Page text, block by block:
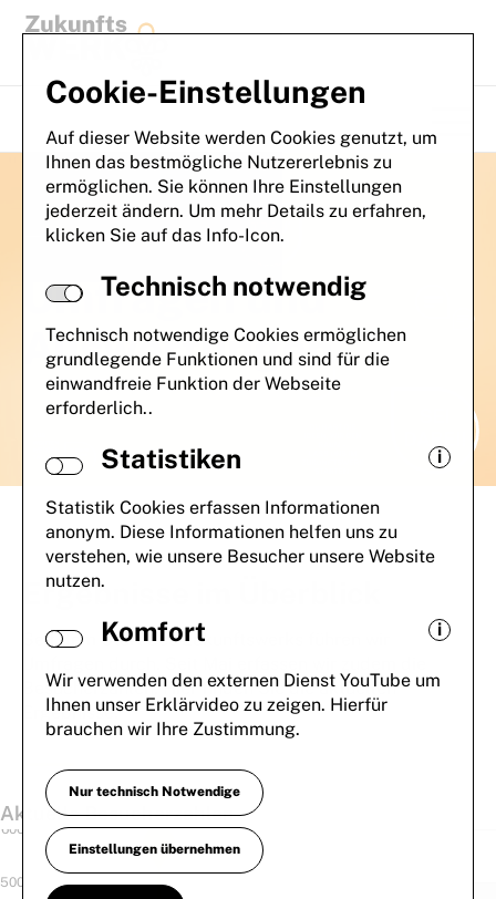
Zum Inhalt springen
Umfragen und
Auswertungen
Ergebnisse im Überblick
Seit dem Start des Zukunftswerks führen wir
Besucherzahlen. Hier finden Sie die aktuellen
Ergebnisse.
Aktuelle Besucherzahlen
Cookie-Einstellungen
Auf dieser Website werden Cookies genutzt, um
Ihnen das bestmögliche Nutzererlebnis zu
ermöglichen. Sie können Ihre Einstellungen
jederzeit ändern. Um mehr Details zu erfahren,
klicken Sie auf das Info-Icon.
Technisch notwendig
Technisch notwendige Cookies ermöglichen
grundlegende Funktionen und sind für die
einwandfreie Funktion der Webseite
erforderlich..
Statistiken i
Statistik Cookies erfassen Informationen
anonym. Diese Informationen helfen uns zu
verstehen, wie unsere Besucher unsere Website
nutzen.
Komfort i
Wir verwenden den externen Dienst YouTube um
Ihnen unser Erklärvideo zu zeigen. Hierfür
brauchen wir Ihre Zustimmung.
Nur technisch Notwendige
Einstellungen übernehmen